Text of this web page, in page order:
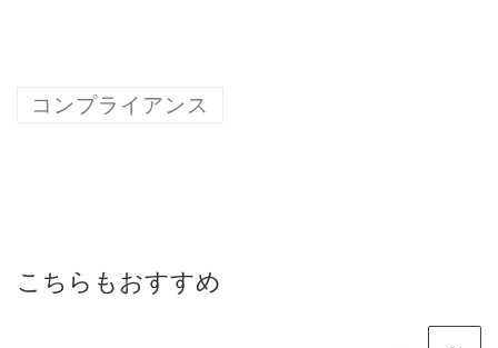
コンプライアンス
こちらもおすすめ